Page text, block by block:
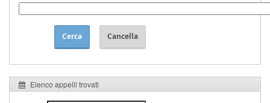
Cerca Cancella
Elenco appelli trovati